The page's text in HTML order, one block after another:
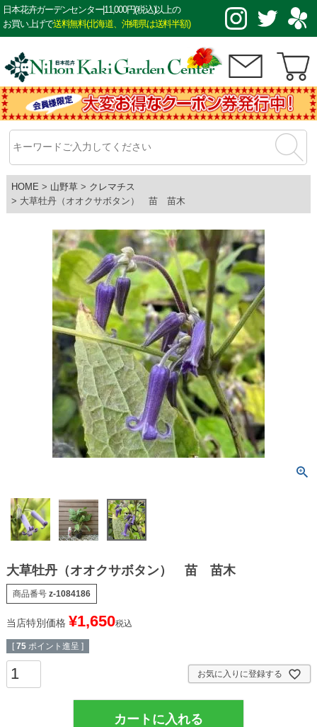
日本花卉ガーデンセンター|11,000円(税込)以上の
お買い上げで送料無料(北海道、沖縄県は送料半額)
HOME 山野草
クレマチス
大草牡丹（オオクサボタン） 苗 苗木
大草牡丹（オオクサボタン） 苗 苗木
商品番号 z-1084186
当店特別価格 ¥1,650税込
[ 75 ポイント進呈 ]
お気に入りに登録する
カートに入れる